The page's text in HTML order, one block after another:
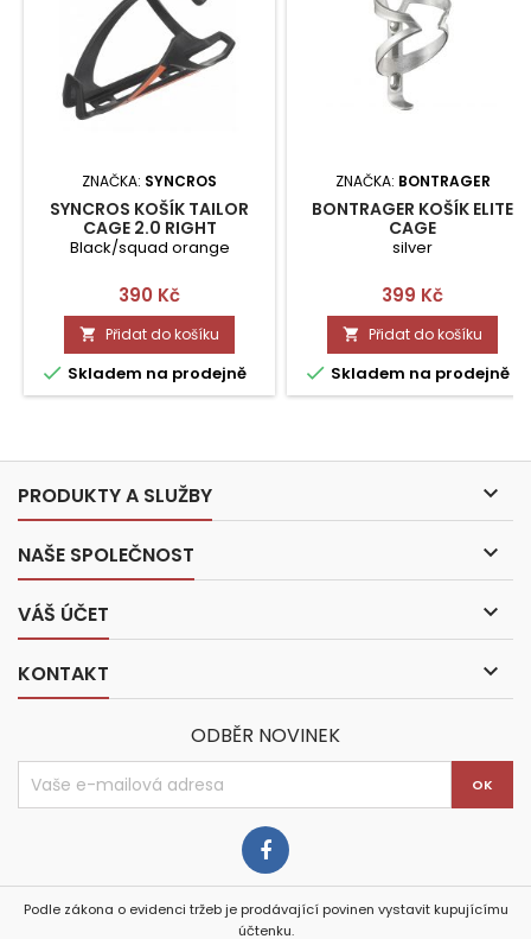
ZNAČKA: SYNCROS
SYNCROS KOŠÍK TAILOR
CAGE 2.0 RIGHT
Black/squad orange
Cena
390 Kč
 Přidat do košíku
 Skladem na prodejně
ZNAČKA: BONTRAGER
BONTRAGER KOŠÍK ELITE
CAGE
silver
Cena
399 Kč
 Přidat do košíku
 Skladem na prodejně
PRODUKTY A SLUŽBY 
NAŠE SPOLEČNOST 
VÁŠ ÚČET 
KONTAKT 
ODBĚR NOVINEK
Podle zákona o evidenci tržeb je prodávající povinen vystavit kupujícímu
účtenku.